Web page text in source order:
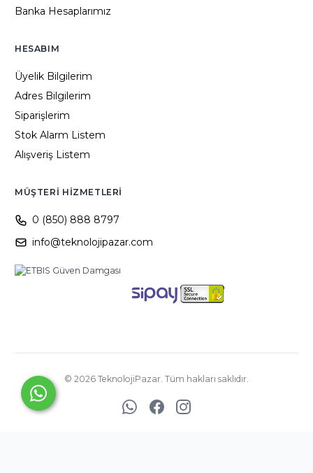
Banka Hesaplarımız
HESABIM
Üyelik Bilgilerim
Adres Bilgilerim
Siparişlerim
Stok Alarm Listem
Alışveriş Listem
MÜŞTERI HIZMETLERI
0 (850) 888 8797
info@teknolojipazar.com
© 2026 TeknolojiPazar. Tüm hakları saklıdır.